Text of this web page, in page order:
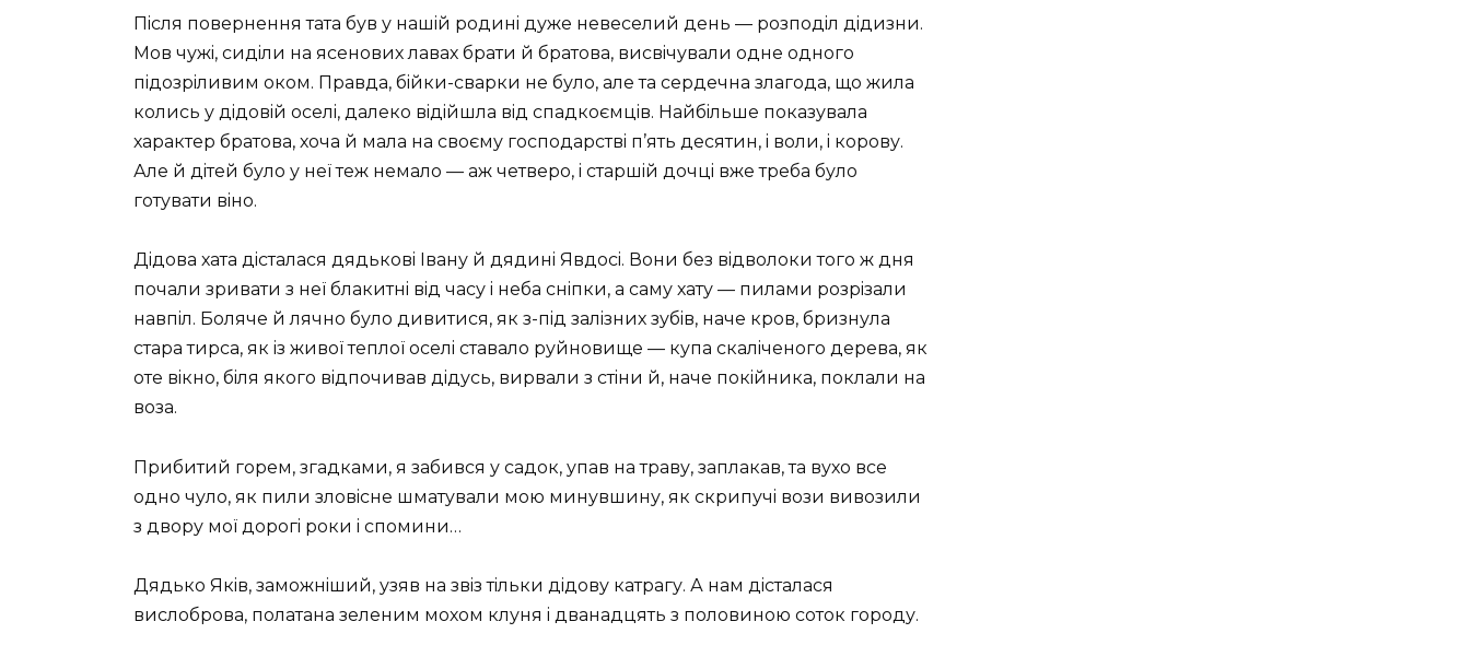
Пiсля повернення тата був у нашiй родинi дуже невеселий день — розподiл дiдизни.
Мов чужi, сидiли на ясенових лавах брати й братова, висвiчували одне одного
пiдозрiливим оком. Правда, бiйки-сварки не було, але та сердечна злагода, що жила
колись у дiдовiй оселi, далеко вiдiйшла вiд спадкоємцiв. Найбiльше показувала
характер братова, хоча й мала на своєму господарствi п’ять десятин, i воли, i корову.
Але й дiтей було у неї теж немало — аж четверо, i старшiй дочцi вже треба було
готувати вiно.
Дiдова хата дiсталася дядьковi Iвану й дядинi Явдосi. Вони без вiдволоки того ж дня
почали зривати з неї блакитнi вiд часу i неба снiпки, а саму хату — пилами розрiзали
навпiл. Боляче й лячно було дивитися, як з-пiд залiзних зубiв, наче кров, бризнула
стара тирса, як iз живої теплої оселi ставало руйновище — купа скалiченого дерева, як
оте вiкно, бiля якого вiдпочивав дiдусь, вирвали з стiни й, наче покiйника, поклали на
воза.
Прибитий горем, згадками, я забився у садок, упав на траву, заплакав, та вухо все
одно чуло, як пили зловiсне шматували мою минувшину, як скрипучi вози вивозили
з двору мої дорогi роки i спомини…
Дядько Якiв, заможнiший, узяв на звiз тiльки дiдову катрагу. А нам дiсталася
вислоброва, полатана зеленим мохом клуня i дванадцять з половиною соток городу.